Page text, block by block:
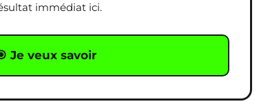
immédiat ici.
Je veux savoir